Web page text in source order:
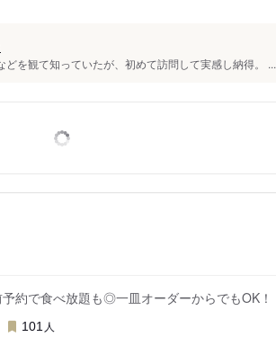
どを観て知っていたが、初めて訪問して実感し納得。 ...
約で食べ放題も◎一皿オーダーからでもOK！
101 人